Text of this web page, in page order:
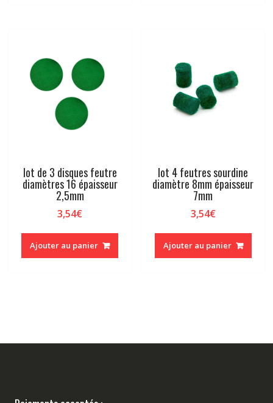
lot de 3 disques feutre
diamètres 16 épaisseur
2,5mm
3,54€
Ajouter au panier
lot 4 feutres sourdine
diamètre 8mm épaisseur
7mm
3,54€
Ajouter au panier